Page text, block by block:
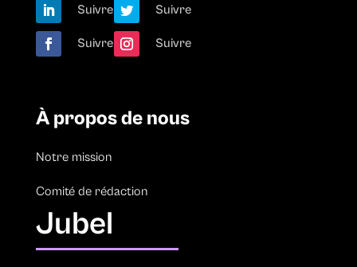
Suivre Suivre
Suivre Suivre
À propos de nous
Notre mission
Comité de rédaction
Jubel